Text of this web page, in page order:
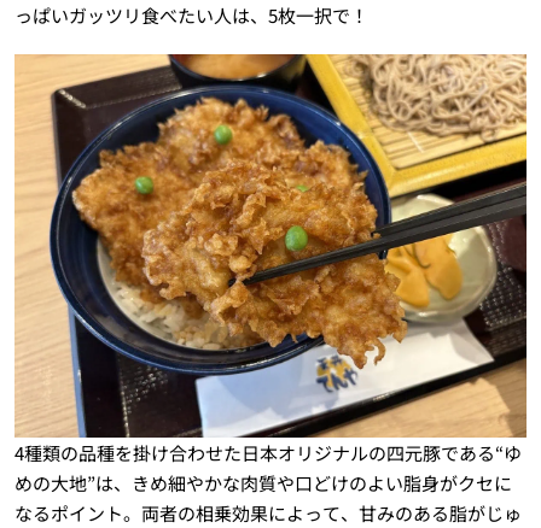
っぱいガッツリ食べたい人は、5枚一択で！
4種類の品種を掛け合わせた日本オリジナルの四元豚である“ゆ
めの大地”は、きめ細やかな肉質や口どけのよい脂身がクセに
なるポイント。両者の相乗効果によって、甘みのある脂がじゅ